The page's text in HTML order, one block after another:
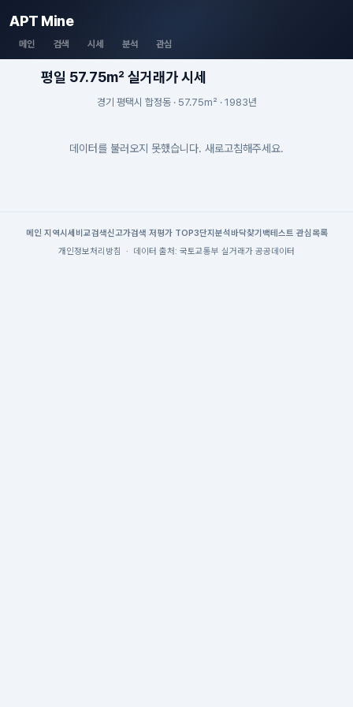
APT Mine
메인 검색 시세 분석 관심
평일 57.75m² 실거래가 시세
경기 평택시 합정동 · 57.75m² · 1983년
데이터를 불러오지 못했습니다. 새로고침해주세요.
메인| 지역시세 비교검색신고가검색 저평가 TOP3단지분석 바닥찾기 백테스트 관심목록
개인정보처리방침
· 데이터 출처: 국토교통부 실거래가 공공데이터